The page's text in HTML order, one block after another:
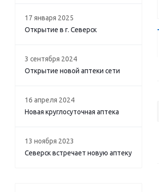
17 января 2025
Открытие в г. Северск
3 сентября 2024
Открытие новой аптеки сети
16 апреля 2024
Новая круглосуточная аптека
13 ноября 2023
Северск встречает новую аптеку